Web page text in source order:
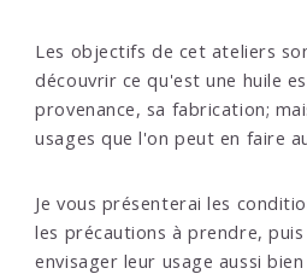
Les objectifs de cet ateliers
découvrir ce qu'est une huile
provenance, sa fabrication;
usages que l'on peut en faire
Je vous présenterai les
les précautions à prendre,
envisager leur usage aussi